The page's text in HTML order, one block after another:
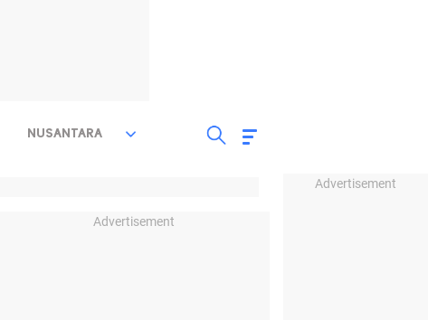
Advertisement
NUSANTARA
Advertisement